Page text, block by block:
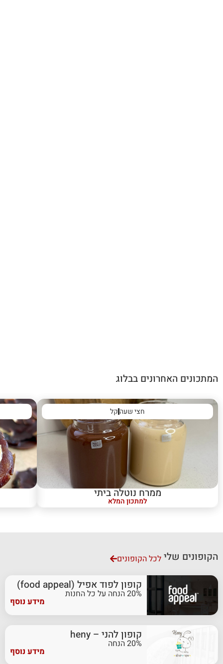
המתכונים האחרונים בבלוג
חצי שעהקל
ממרח נוטלה ביתי
למתכון המלא
הקופונים שלי לכל הקופונים
קופון לפוד אפיל (food appeal)
20% הנחה על כל החנות
מידע נוסף
קופון להני – heny
20% הנחה
מידע נוסף